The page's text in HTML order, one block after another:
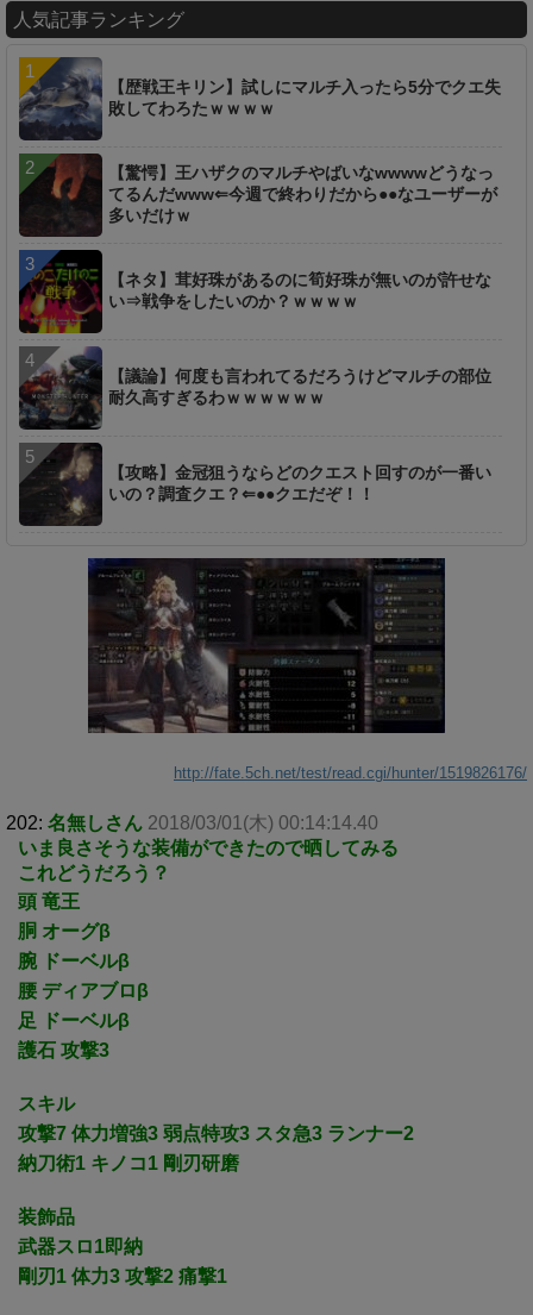
u
e
人気記事ランキング
【歴戦王キリン】試しにマルチ入ったら5分でクエ失
敗してわろたｗｗｗｗ
【驚愕】王ハザクのマルチやばいなwwwwどうなっ
てるんだwww⇐今週で終わりだから●●なユーザーが
多いだけｗ
【ネタ】茸好珠があるのに筍好珠が無いのが許せな
い⇒戦争をしたいのか？ｗｗｗｗ
【議論】何度も言われてるだろうけどマルチの部位
耐久高すぎるわｗｗｗｗｗｗ
【攻略】金冠狙うならどのクエスト回すのが一番い
いの？調査クエ？⇐●●クエだぞ！！
http://fate.5ch.net/test/read.cgi/hunter/1519826176/
202: 名無しさん 2018/03/01(木) 00:14:14.40
いま良さそうな装備ができたので晒してみる
これどうだろう？
頭 竜王
胴 オーグβ
腕 ドーベルβ
腰 ディアブロβ
足 ドーベルβ
護石 攻撃3
スキル
攻撃7 体力増強3 弱点特攻3 スタ急3 ランナー2
納刀術1 キノコ1 剛刃研磨
装飾品
武器スロ1即納
剛刃1 体力3 攻撃2 痛撃1